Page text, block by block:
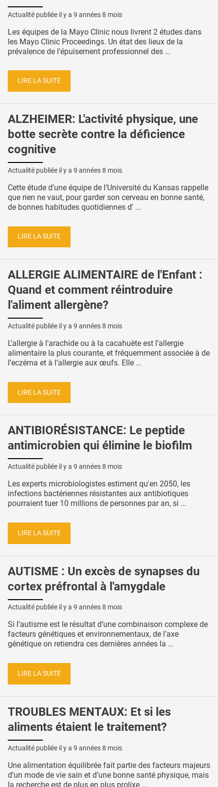
Actualité publiée il y a 9 années 8 mois
Les équipes de la Mayo Clinic nous livrent 2 études dans
les Mayo Clinic Proceedings. Un état des lieux de la
prévalence de l'épuisement professionnel des ...
LIRE LA SUITE
ALZHEIMER: L'activité physique, une
botte secrète contre la déficience
cognitive
Actualité publiée il y a 9 années 8 mois
Cette étude d’une équipe de l’Université du Kansas rappelle
que rien ne vaut, pour garder son cerveau en bonne santé,
de bonnes habitudes quotidiennes d' ...
LIRE LA SUITE
ALLERGIE ALIMENTAIRE de l'Enfant :
Quand et comment réintroduire
l'aliment allergène?
Actualité publiée il y a 9 années 8 mois
L’allergie à l'arachide ou à la cacahuète est l’allergie
alimentaire la plus courante, et fréquemment associée à de
l’eczéma et à l’allergie aux œufs. Elle ...
LIRE LA SUITE
ANTIBIORÉSISTANCE: Le peptide
antimicrobien qui élimine le biofilm
Actualité publiée il y a 9 années 8 mois
Les experts microbiologistes estiment qu'en 2050, les
infections bactériennes résistantes aux antibiotiques
pourraient tuer 10 millions de personnes par an, si ...
LIRE LA SUITE
AUTISME : Un excès de synapses du
cortex préfrontal à l'amygdale
Actualité publiée il y a 9 années 8 mois
Si l’autisme est le résultat d’une combinaison complexe de
facteurs génétiques et environnementaux, de l’axe
génétique on retiendra ces dernières années la ...
LIRE LA SUITE
TROUBLES MENTAUX: Et si les
aliments étaient le traitement?
Actualité publiée il y a 9 années 8 mois
Une alimentation équilibrée fait partie des facteurs majeurs
d’un mode de vie sain et d’une bonne santé physique, mais
la recherche est de plus en plus prolixe ...